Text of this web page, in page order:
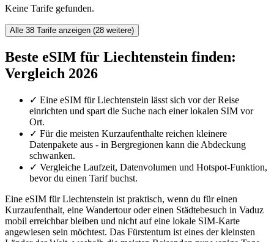
Keine Tarife gefunden.
Alle 38 Tarife anzeigen (28 weitere)
Beste eSIM für Liechtenstein finden:
Vergleich 2026
✓ Eine eSIM für Liechtenstein lässt sich vor der Reise
einrichten und spart die Suche nach einer lokalen SIM vor
Ort.
✓ Für die meisten Kurzaufenthalte reichen kleinere
Datenpakete aus - in Bergregionen kann die Abdeckung
schwanken.
✓ Vergleiche Laufzeit, Datenvolumen und Hotspot-Funktion,
bevor du einen Tarif buchst.
Eine eSIM für Liechtenstein ist praktisch, wenn du für einen
Kurzaufenthalt, eine Wandertour oder einen Städtebesuch in Vaduz
mobil erreichbar bleiben und nicht auf eine lokale SIM-Karte
angewiesen sein möchtest. Das Fürstentum ist eines der kleinsten